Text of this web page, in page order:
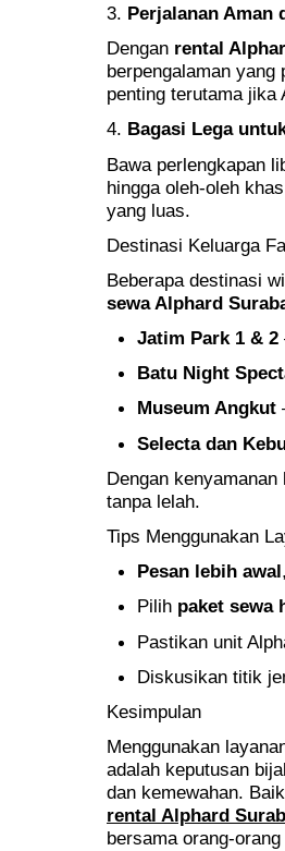
3. Perjalanan Aman
Dengan rental
berpengalaman
penting terutama jika
4. Bagasi Lega
Bawa perlengkapan
hingga oleh-oleh
yang luas.
Destinasi Keluarga
Beberapa destinasi
sewa Alphard
Jatim Park 1 & 2
Batu Night
Museum Angkut
Selecta dan
Dengan
tanpa lelah.
Tips Menggunakan
Pesan lebih awal
Pilih paket sewa
Pastikan unit
Diskusikan titik
Kesimpulan
Menggunakan
adalah keputusan
dan kemewahan.
rental Alphard
bersama orang-